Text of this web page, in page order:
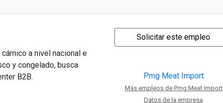
a nivel nacional e
y congelado, busca
B2B.
Pmg Meat Import
Más empleos de Pmg Meat Import
Datos de la empresa